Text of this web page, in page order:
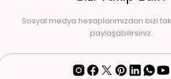
Sosyal medya hesaplarımızdan bizi
paylaşabilirsiniz.